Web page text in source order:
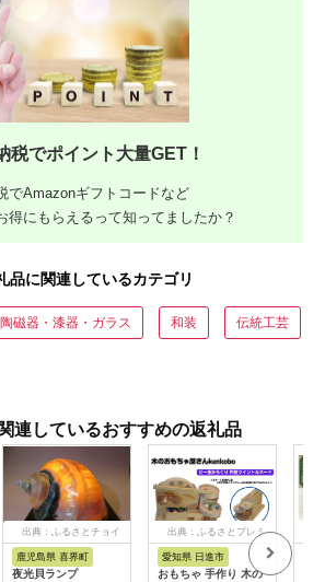
税でポイント大量GET！
でAmazonギフトコードなど
得にもらえるって知ってましたか？
品に関連しているカテゴリ
陶磁器・漆器・ガラス 和装 伝統工芸
連しているおすすめの返礼品
出典：ふるさとチョイ
鹿児島県 喜界町
夜光貝ランプ
出典：ふるさとプレミ
アム
愛知県 日進市
おもちゃ 手作り 木の